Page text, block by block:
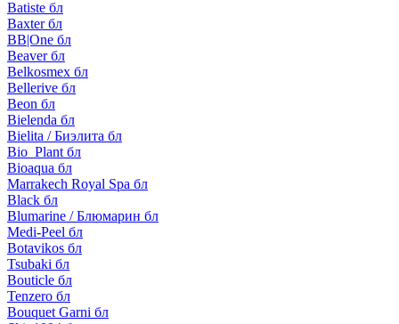
Batiste бл
Baxter бл
BB|One бл
Beaver бл
Belkosmex бл
Bellerive бл
Beon бл
Bielenda бл
Bielita / Биэлита бл
Bio_Plant бл
Bioaqua бл
Marrakech Royal Spa бл
Black бл
Blumarine / Блюмарин бл
Medi-Peel бл
Botavikos бл
Tsubaki бл
Bouticle бл
Tenzero бл
Bouquet Garni бл